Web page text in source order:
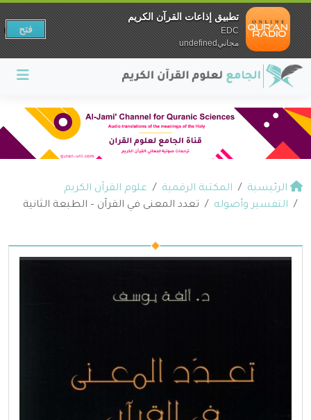
الرئيسية المكتبة الرقمية
علوم القرآن الكريم
التفسير وأصوله
تعدد المعنى في القرآن – الطبعة الثانية
تطبيق إذاعات القرآن الكريم
EDC
مجانيundefined
فتح